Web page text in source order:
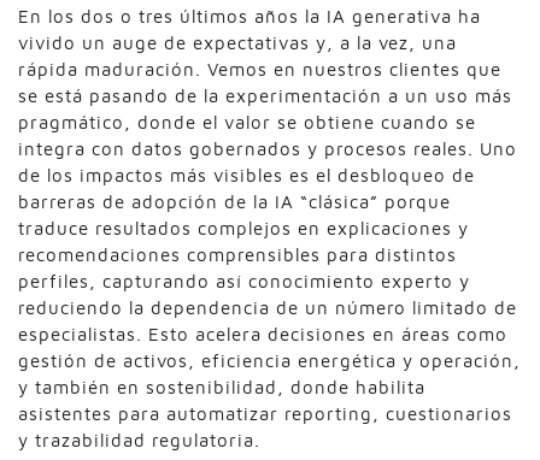
En los dos o tres últimos años la IA generativa ha
vivido un auge de expectativas y, a la vez, una
rápida maduración. Vemos en nuestros clientes que
se está pasando de la experimentación a un uso más
pragmático, donde el valor se obtiene cuando se
integra con datos gobernados y procesos reales. Uno
de los impactos más visibles es el desbloqueo de
barreras de adopción de la IA “clásica” porque
traduce resultados complejos en explicaciones y
recomendaciones comprensibles para distintos
perfiles, capturando así conocimiento experto y
reduciendo la dependencia de un número limitado de
especialistas. Esto acelera decisiones en áreas como
gestión de activos, eficiencia energética y operación,
y también en sostenibilidad, donde habilita
asistentes para automatizar reporting, cuestionarios
y trazabilidad regulatoria.